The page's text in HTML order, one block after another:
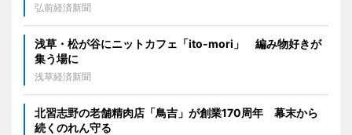
弘前経済新聞
浅草・松が谷にニットカフェ「ito-mori」 編み物好きが
集う場に
浅草経済新聞
北習志野の老舗精肉店「鳥吉」が創業170周年 幕末から
続くのれん守る